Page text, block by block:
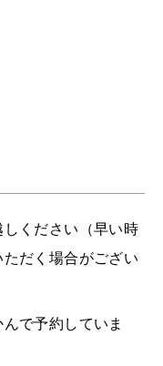
ください（早い時
だく場合がござい
で予約していま